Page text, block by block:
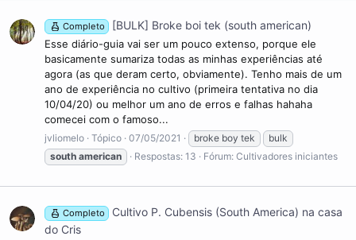
Completo [BULK] Broke boi tek (south american)
Esse diário-guia vai ser um pouco extenso, porque ele
basicamente sumariza todas as minhas experiências até
agora (as que deram certo, obviamente). Tenho mais de um
ano de experiência no cultivo (primeira tentativa no dia
10/04/20) ou melhor um ano de erros e falhas hahaha
comecei com o famoso...
jvliomelo Tópico 07/05/2021 broke boy tek
bulk
south american Respostas: 13 Fórum: Cultivadores iniciantes
Completo
Cultivo P. Cubensis (South America) na casa
do Cris